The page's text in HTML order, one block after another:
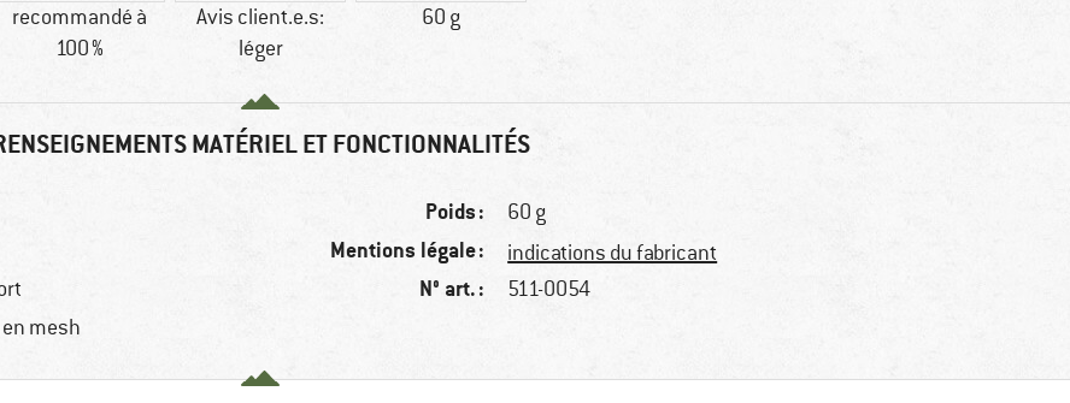
recommandé à
100 %
Avis client.e.s:
léger
60 g
MATÉRIEL ET FONCTIONNALITÉS
mesh
Poids : 60 g
Mentions légale : indications du fabricant
N° art. : 511-0054